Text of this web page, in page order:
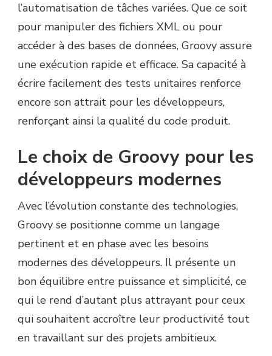
l’automatisation de tâches variées. Que ce soit
pour manipuler des fichiers XML ou pour
accéder à des bases de données, Groovy assure
une exécution rapide et efficace. Sa capacité à
écrire facilement des tests unitaires renforce
encore son attrait pour les développeurs,
renforçant ainsi la qualité du code produit.
Le choix de Groovy pour les
développeurs modernes
Avec l’évolution constante des technologies,
Groovy se positionne comme un langage
pertinent et en phase avec les besoins
modernes des développeurs. Il présente un
bon équilibre entre puissance et simplicité, ce
qui le rend d’autant plus attrayant pour ceux
qui souhaitent accroître leur productivité tout
en travaillant sur des projets ambitieux.